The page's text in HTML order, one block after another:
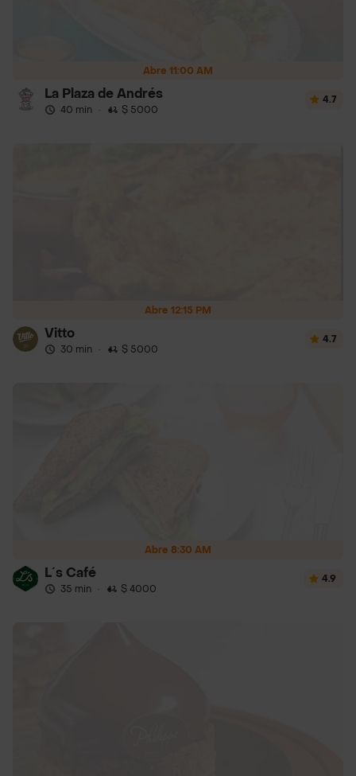
Abre 11:00 AM
La Plaza de Andrés
40 min · $ 5000
4.7
Abre 12:15 PM
Vitto
30 min · $ 5000
4.7
Abre 8:30 AM
L´s Café
35 min · $ 4000
4.9